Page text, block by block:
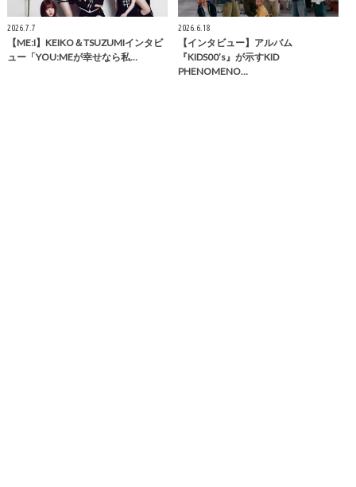
2026.7.7
【ME:I】KEIKO＆TSUZUMIインタビ
ュー「YOU:MEが幸せなら私…
2026.6.18
【インタビュー】アルバム
『KIDS00’s』が示すKID
PHENOMENO…